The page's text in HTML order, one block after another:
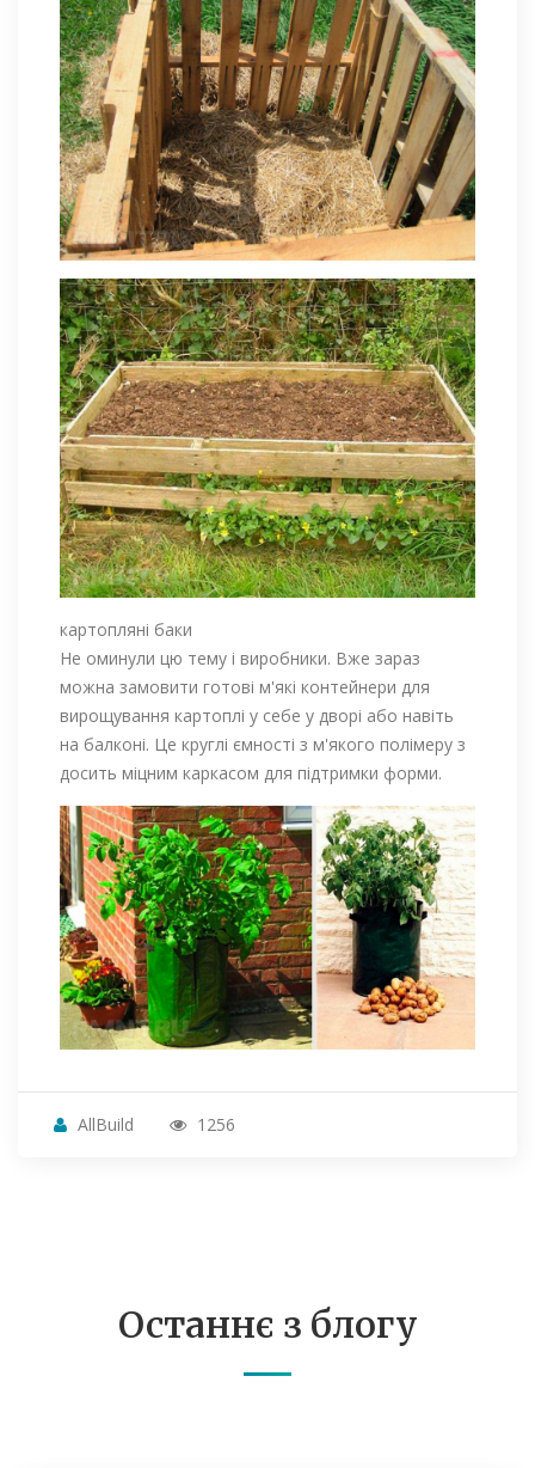
картопляні баки
Не оминули цю тему і виробники. Вже зараз
можна замовити готові м'які контейнери для
вирощування картоплі у себе у дворі або навіть
на балконі. Це круглі ємності з м'якого полімеру з
досить міцним каркасом для підтримки форми.
AllBuild 1256
Останнє з блогу